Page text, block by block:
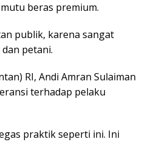
beras premium.
publik, karena sangat
petani.
RI, Andi Amran Sulaiman
terhadap pelaku
praktik seperti ini. Ini